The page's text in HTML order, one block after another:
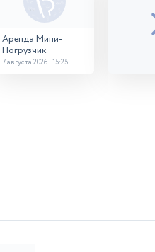
Аренда Мини-
Погрузчик
7 августа 2026 | 15:25